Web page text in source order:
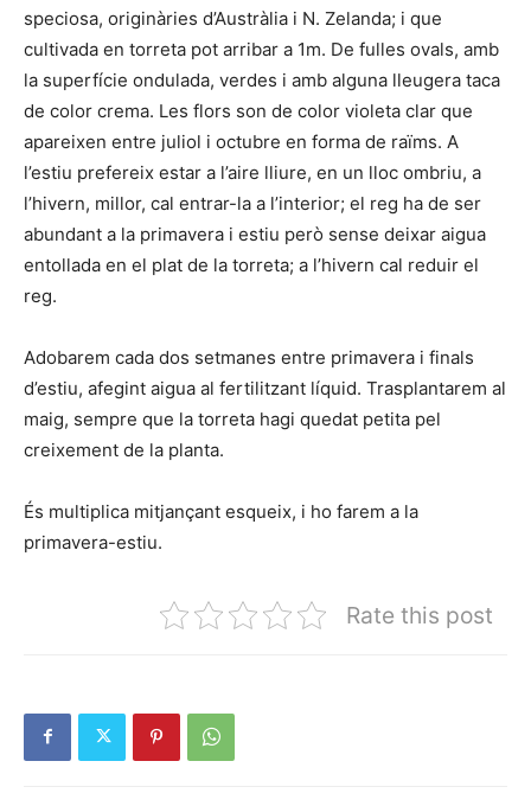
speciosa, originàries d’Austràlia i N. Zelanda; i que
cultivada en torreta pot arribar a 1m. De fulles ovals, amb
la superfície ondulada, verdes i amb alguna lleugera taca
de color crema. Les flors son de color violeta clar que
apareixen entre juliol i octubre en forma de raïms. A
l’estiu prefereix estar a l’aire lliure, en un lloc ombriu, a
l’hivern, millor, cal entrar-la a l’interior; el reg ha de ser
abundant a la primavera i estiu però sense deixar aigua
entollada en el plat de la torreta; a l’hivern cal reduir el
reg.
Adobarem cada dos setmanes entre primavera i finals
d’estiu, afegint aigua al fertilitzant líquid. Trasplantarem al
maig, sempre que la torreta hagi quedat petita pel
creixement de la planta.
És multiplica mitjançant esqueix, i ho farem a la
primavera-estiu.
Rate this post